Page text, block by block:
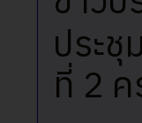
ประ
ที่ 2